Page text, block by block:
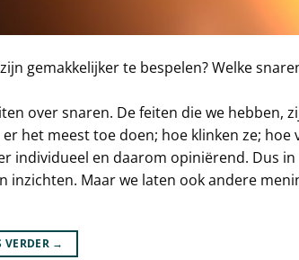
gemakkelijker te bespelen? Welke
over snaren. De feiten die we hebben,
het meest toe doen; hoe klinken ze; hoe
individueel en daarom opiniërend. Dus
inzichten. Maar we laten ook andere
VERDER →